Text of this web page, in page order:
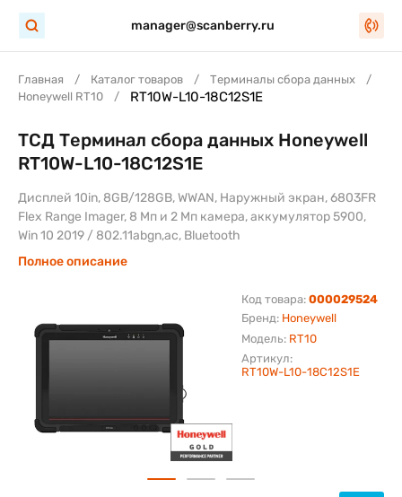
manager@scanberry.ru
Главная Каталог товаров
Терминалы сбора данных
Honeywell RT10
RT10W-L10-18C12S1E
Бренд: Honeywell
Модель: RT10
Код товара: 000029524
Артикул:
RT10W-L10-18C12S1E
ТСД Терминал сбора данных Honeywell
RT10W-L10-18C12S1E
Дисплей 10in, 8GB/128GB, WWAN, Наружный экран, 6803FR
Flex Range Imager, 8 Мп и 2 Мп камера, аккумулятор 5900,
Win 10 2019 / 802.11abgn,ac, Bluetooth
Полное описание